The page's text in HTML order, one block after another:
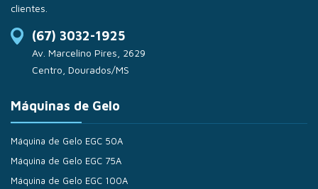
clientes.
(67) 3032-1925
Av. Marcelino Pires, 2629
Centro, Dourados/MS
Máquinas de Gelo
Máquina de Gelo EGC 50A
Máquina de Gelo EGC 75A
Máquina de Gelo EGC 100A